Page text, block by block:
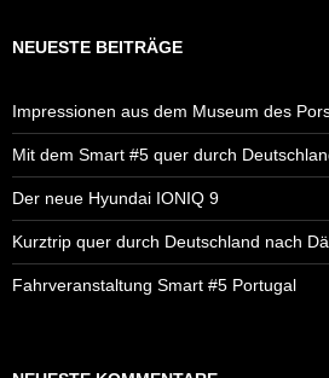
NEUESTE BEITRÄGE
Impressionen aus dem Museum des
Mit dem Smart #5 quer durch
Der neue Hyundai IONIQ 9
Kurztrip quer durch Deutschland nach
Fahrveranstaltung Smart #5 Portugal